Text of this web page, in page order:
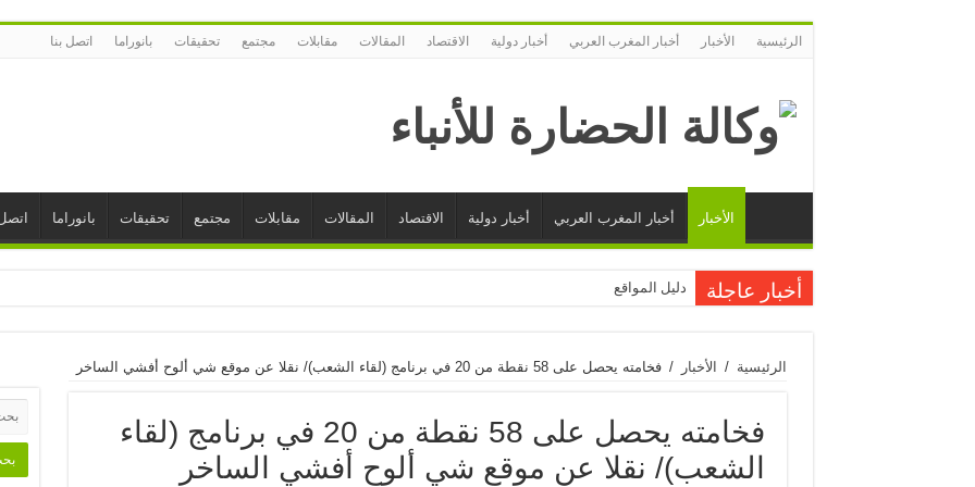
الرئيسية الأخبار أخبار المغرب العربي أخبار دولية الاقتصاد المقالات مقابلات مجتمع تحقيقات بانوراما اتصل بنا
الأخبار أخبار المغرب العربي أخبار دولية الاقتصاد المقالات مقابلات مجتمع تحقيقات بانوراما
أخبار عاجلة دليل المواقع
الرئيسية / الأخبار / فخامته يحصل على 58 نقطة من 20 في برنامج (لقاء الشعب)/ نقلا عن موقع شي ألوح أفشي الساخر
فخامته يحصل على 58 نقطة من 20 في برنامج (لقاء
الشعب)/ نقلا عن موقع شي ألوح أفشي الساخر